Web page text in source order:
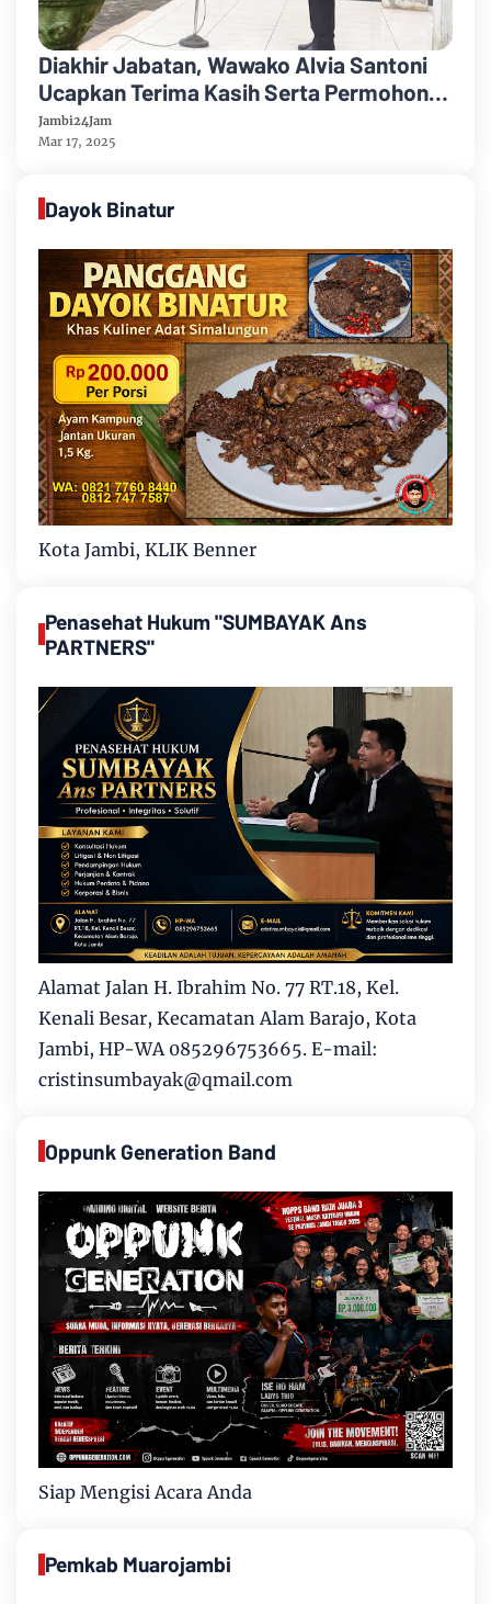
Diakhir Jabatan, Wawako Alvia Santoni
Ucapkan Terima Kasih Serta Permohonan
Maaf
Jambi24Jam
Mar 17, 2025
Dayok Binatur
Kota Jambi, KLIK Benner
Penasehat Hukum "SUMBAYAK Ans
PARTNERS"
Alamat Jalan H. Ibrahim No. 77 RT.18, Kel.
Kenali Besar, Kecamatan Alam Barajo, Kota
Jambi, HP-WA 085296753665. E-mail:
cristinsumbayak@qmail.com
Oppunk Generation Band
Siap Mengisi Acara Anda
Pemkab Muarojambi